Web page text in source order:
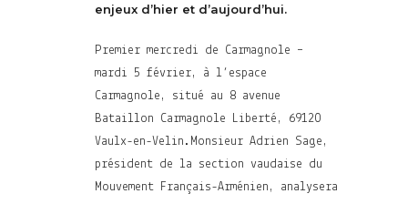
enjeux d’hier et d’aujourd’hui.
Premier mercredi de Carmagnole –
mardi 5 février, à l’espace
Carmagnole, situé au 8 avenue
Bataillon Carmagnole Liberté, 69120
Vaulx-en-Velin.Monsieur Adrien Sage,
président de la section vaudaise du
Mouvement Français-Arménien, analysera